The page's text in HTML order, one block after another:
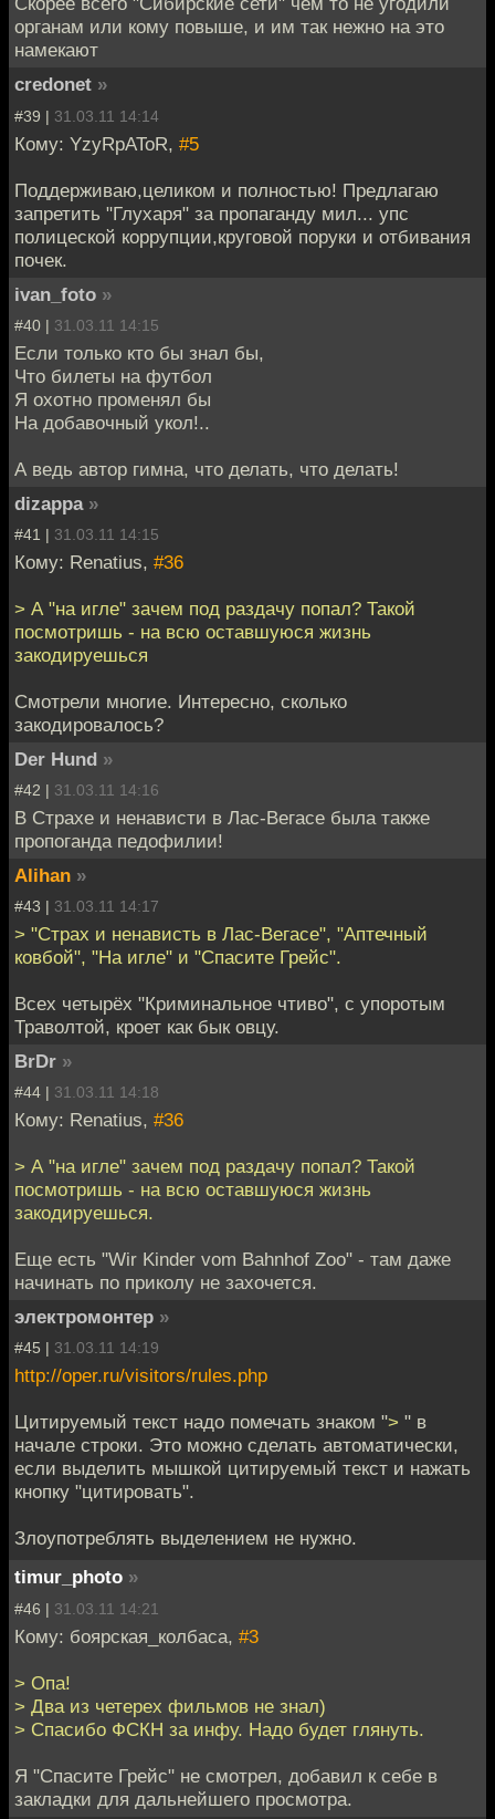
органам или кому повыше, и им так нежно на это
намекают
credonet »
#39 | 31.03.11 14:14
Кому: YzyRpAToR, #5
Поддерживаю,целиком и полностью! Предлагаю
запретить "Глухаря" за пропаганду мил... упс
полицеской коррупции,круговой поруки и отбивания
почек.
ivan_foto »
#40 | 31.03.11 14:15
Если только кто бы знал бы,
Что билеты на футбол
Я охотно променял бы
На добавочный укол!..
А ведь автор гимна, что делать, что делать!
dizappa »
#41 | 31.03.11 14:15
Кому: Renatius, #36
> А "на игле" зачем под раздачу попал? Такой
посмотришь - на всю оставшуюся жизнь
закодируешься
Смотрели многие. Интересно, сколько
закодировалось?
Der Hund »
#42 | 31.03.11 14:16
В Страхе и ненависти в Лас-Вегасе была также
пропоганда педофилии!
Alihan »
#43 | 31.03.11 14:17
> "Страх и ненависть в Лас-Вегасе", "Аптечный
ковбой", "На игле" и "Спасите Грейс".
Всех четырёх "Криминальное чтиво", с упоротым
Траволтой, кроет как бык овцу.
BrDr »
#44 | 31.03.11 14:18
Кому: Renatius, #36
> А "на игле" зачем под раздачу попал? Такой
посмотришь - на всю оставшуюся жизнь
закодируешься.
Еще есть "Wir Kinder vom Bahnhof Zoo" - там даже
начинать по приколу не захочется.
электромонтер »
#45 | 31.03.11 14:19
http://oper.ru/visitors/rules.php
Цитируемый текст надо помечать знаком "> " в
начале строки. Это можно сделать автоматически,
если выделить мышкой цитируемый текст и нажать
кнопку "цитировать".
Злоупотреблять выделением не нужно.
timur_photo »
#46 | 31.03.11 14:21
Кому: боярская_колбаса, #3
> Опа!
> Два из четерех фильмов не знал)
> Спасибо ФСКН за инфу. Надо будет глянуть.
Я "Спасите Грейс" не смотрел, добавил к себе в
закладки для дальнейшего просмотра.